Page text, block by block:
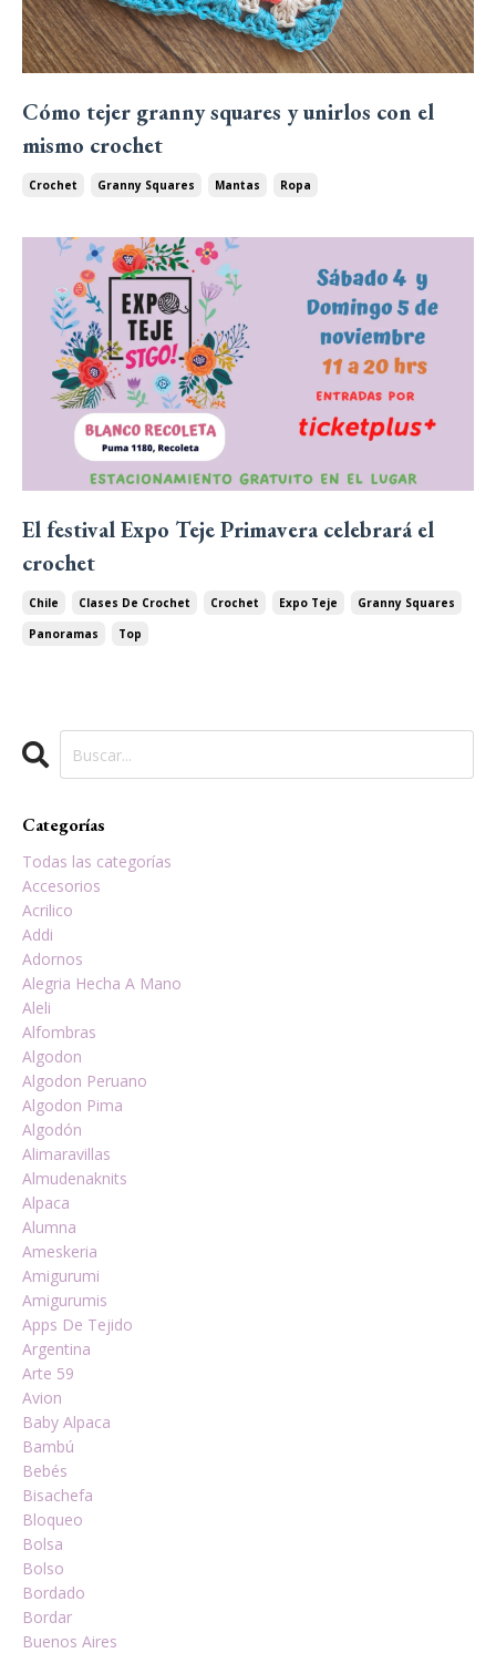
Cómo tejer granny squares y unirlos con el
mismo crochet
Crochet Granny Squares Mantas Ropa
El festival Expo Teje Primavera celebrará el
crochet
Chile Clases De Crochet Crochet Expo Teje
Granny Squares
Panoramas
Top
Categorías
Todas las categorías
Accesorios
Acrilico
Addi
Adornos
Alegria Hecha A Mano
Aleli
Alfombras
Algodon
Algodon Peruano
Algodon Pima
Algodón
Alimaravillas
Almudenaknits
Alpaca
Alumna
Ameskeria
Amigurumi
Amigurumis
Apps De Tejido
Argentina
Arte 59
Avion
Baby Alpaca
Bambú
Bebés
Bisachefa
Bloqueo
Bolsa
Bolso
Bordado
Bordar
Buenos Aires